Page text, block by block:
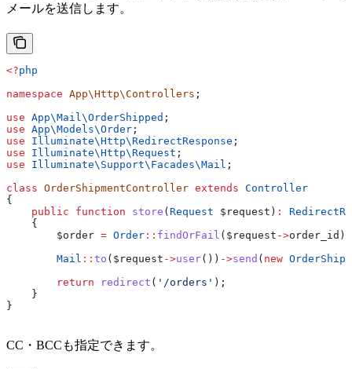
メールを送信します。
<?php
namespace App\Http\Controllers ;
use App\Mail\OrderShipped ;
use App\Models\Order ;
use Illuminate\Http\RedirectResponse ;
use Illuminate\Http\Request ;
use Illuminate\Support\Facades\Mail ;
class OrderShipmentController extends Controller
{
    public
function store ( Request $request ) :
    {
        $order
= Order :: findOrFail ( $request ->order_id );
        Mail
:: to ( $request ->user()) ->send ( new
        return
redirect ( '/orders' );
    }
}
CC・BCCも指定できます。